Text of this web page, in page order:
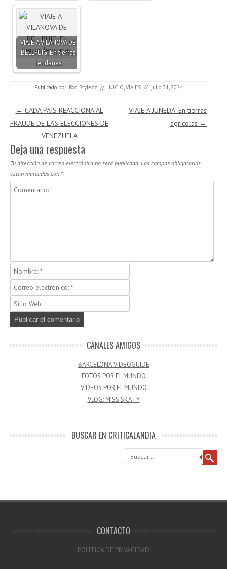
VIAJE A VILANOVA DE
BELLPUIG: En tierras
leridanas
Publicado por: Rod Stylezz // INICIO VIAJES // julio 31, 2024
Navegación de entradas
← CADA PAÍS REACCIONA AL
FRAUDE DE LAS ELECCIONES DE
VENEZUELA
VIAJE A JUNEDA: En tierras
agrícolas →
Deja una respuesta
Tu dirección de correo electrónico no será publicada. Los campos obligatorios
están marcados con *
CANALES AMIGOS
BARCELONA VIDEOGUIDE
FOTOS POR EL MUNDO
VÍDEOS POR EL MUNDO
VLOG: MISS SKATY
BUSCAR EN CRITICALANDIA
Buscar
CONTACTO
POLÍTICA DE PRIVACIDAD